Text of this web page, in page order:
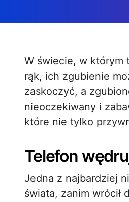
W świecie, w którym telefony komórkowe stały się niemalże przedłużeniem naszych
rąk, ich zgubienie
zaskoczyć, a
nieoczekiwany i
które nie tylko
Telefon
Jedna z najbardziej
świata, zanim wrócił